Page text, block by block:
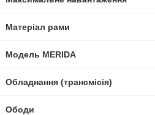
Матеріал рами
Модель MERIDA
Обладнання (трансмісія)
Ободи